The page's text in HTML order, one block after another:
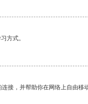
方式。
接，并帮助你在网络上自由移动